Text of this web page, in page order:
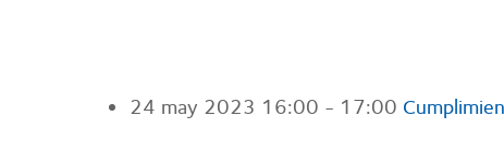
24 may 2023 16:00 - 17:00